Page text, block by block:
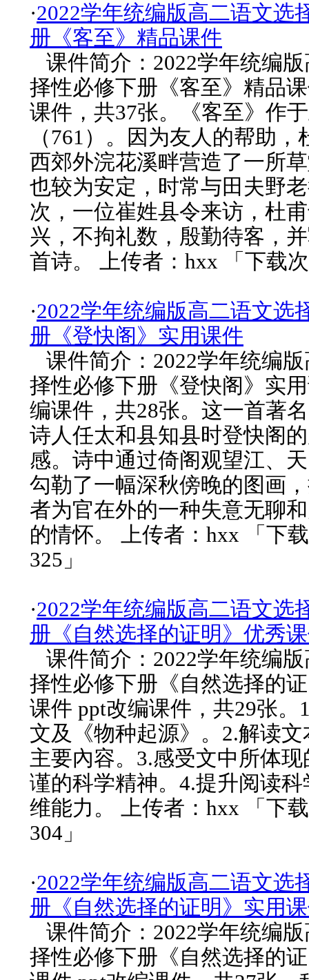
·2022学年统编版高二语文选
册《客至》精品课件
课件简介：2022学年统编
择性必修下册《客至》精品
课件，共37张。《客至》作
（761）。因为友人的帮助，
西郊外浣花溪畔营造了一所
也较为安定，时常与田夫野
次，一位崔姓县令来访，杜
兴，不拘礼数，殷勤待客，
首诗。 上传者：hxx 「下载
·2022学年统编版高二语文选
册《登快阁》实用课件
课件简介：2022学年统编
择性必修下册《登快阁》实
编课件，共28张。这一首著
诗人任太和县知县时登快阁
感。诗中通过倚阁观望江、
勾勒了一幅深秋傍晚的图画
者为官在外的一种失意无聊
的情怀。 上传者：hxx 「下
325」
·2022学年统编版高二语文选
册《自然选择的证明》优秀
课件简介：2022学年统编
择性必修下册《自然选择的
课件 ppt改编课件，共29张。
文及《物种起源》。2.解读
主要內容。3.感受文中所体
谨的科学精神。4.提升阅读
维能力。 上传者：hxx 「下
304」
·2022学年统编版高二语文选
册《自然选择的证明》实用
课件简介：2022学年统编
择性必修下册《自然选择的